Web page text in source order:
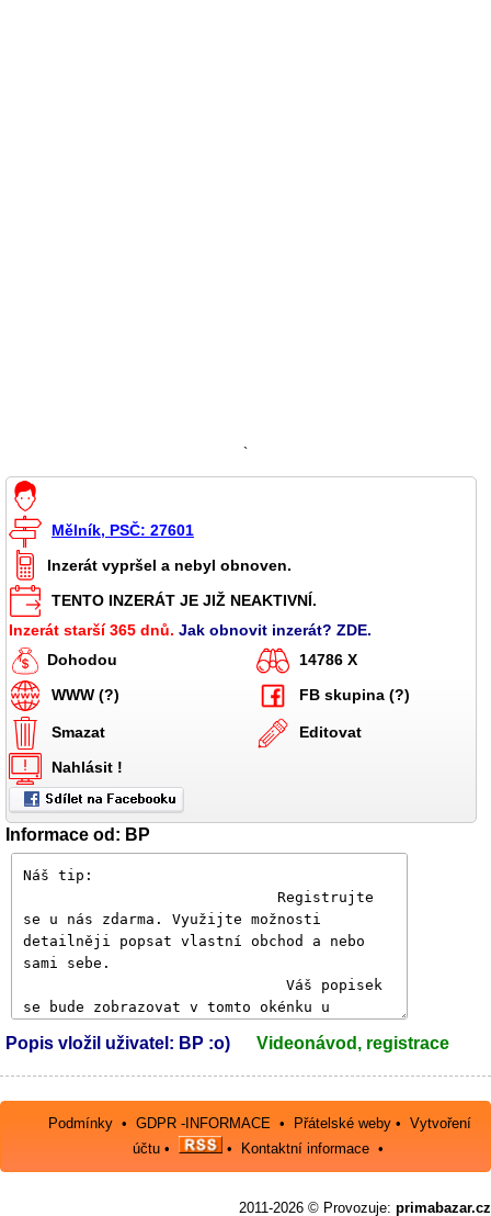
`
Mělník, PSČ: 27601
Inzerát vypršel a nebyl obnoven.
TENTO INZERÁT JE JIŽ NEAKTIVNÍ.
Inzerát starší 365 dnů. Jak obnovit inzerát? ZDE.
Dohodou
14786 X
WWW (?)
FB skupina (?)
Smazat
Editovat
Nahlásit !
Informace od: BP
Popis vložil uživatel: BP :o) Videonávod, registrace
Podmínky •GDPR -INFORMACE • Přátelské weby •Vytvoření
účtu• • Kontaktní informace•
2011-2026 © Provozuje: primabazar.cz